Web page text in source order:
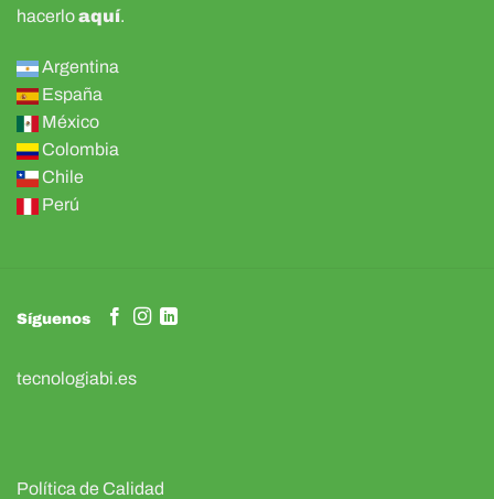
hacerloaquí.
Argentina
España
México
Colombia
Chile
Perú
Síguenos
tecnologiabi.es
Política de Calidad